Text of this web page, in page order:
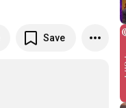
Save